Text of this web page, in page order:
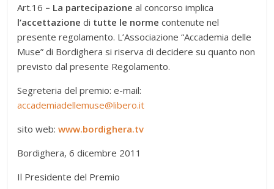
Art.16 – La partecipazione al concorso implica
l’accettazionedi tutte le norme contenute nel
presente regolamento. L’Associazione “Accademia delle
Muse” di Bordighera si riserva di decidere su quanto non
previsto dal presente Regolamento.
Segreteria del premio: e-mail:
accademiadellemuse@libero.it
sito web:www.bordighera.tv
Bordighera, 6 dicembre 2011
Il Presidente del Premio